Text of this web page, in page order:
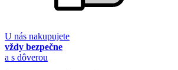
U nás nakupujete
vždy bezpečne
a s dôverou